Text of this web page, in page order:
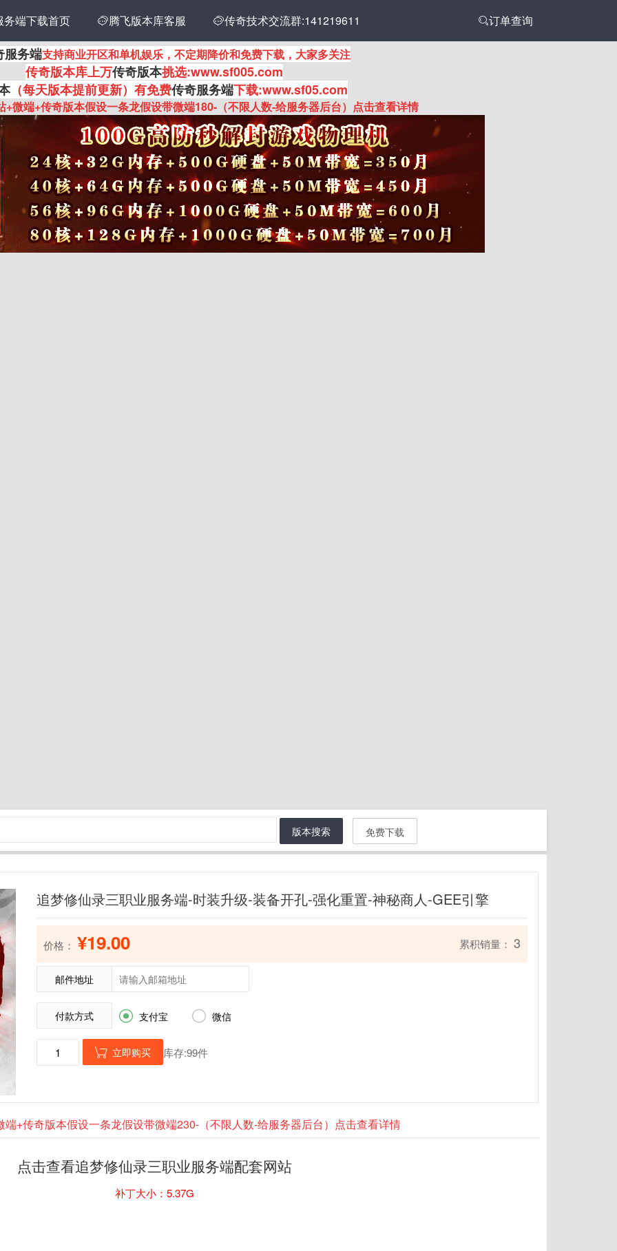
务端下载首页 腾飞版本库客服 传奇技术交流群:141219611 订单查询
服务端支持商业开区和单机娱乐，不定期降价和免费下载，大家多关注
传奇版本库上万传奇版本挑选:www.sf005.com
（每天版本提前更新）有免费传奇服务端下载:www.sf05.com
+微端+传奇版本假设一条龙假设带微端180-（不限人数-给服务器后台）点击查看详情
版本搜索 免费下载
追梦修仙录三职业服务端-时装升级-装备开孔-强化重置-神秘商人-GEE引擎
价格： ¥19.00 累积销量： 3
邮件地址
付款方式  支付宝  微信
 立即购买 库存:99件
+传奇版本假设一条龙假设带微端230-（不限人数-给服务器后台）点击查看详情
点击查看追梦修仙录三职业服务端配套网站
补丁大小：5.37G